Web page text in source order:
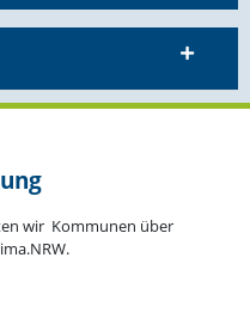
wir Kommunen über